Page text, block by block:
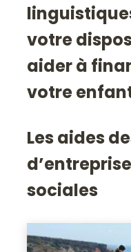
votre
aider à
votre
Les aides
sociales